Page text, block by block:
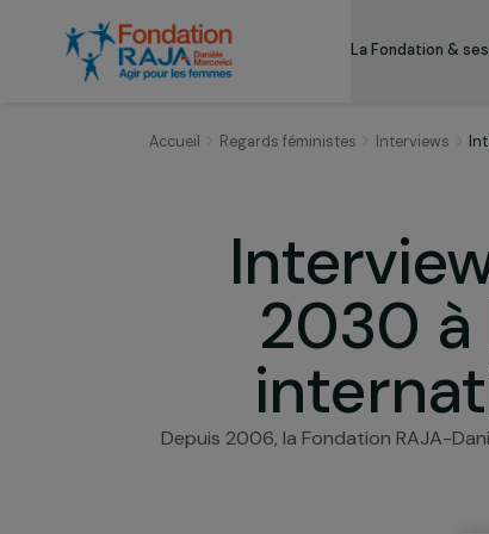
La
Regards féministes
2030
Depuis 2006, la Fondation